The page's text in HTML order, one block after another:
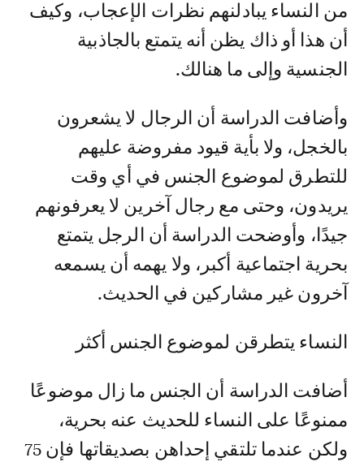
من النساء يبادلنهم نظرات الإعجاب، وكيف
أن هذا أو ذاك يظن أنه يتمتع بالجاذبية
الجنسية وإلى ما هنالك.
وأضافت الدراسة أن الرجال لا يشعرون
بالخجل، ولا بأية قيود مفروضة عليهم
للتطرق لموضوع الجنس في أي وقت
يريدون، وحتى مع رجال آخرين لا يعرفونهم
جيدًا، وأوضحت الدراسة أن الرجل يتمتع
بحرية اجتماعية أكبر، ولا يهمه أن يسمعه
آخرون غير مشاركين في الحديث.
النساء يتطرقن لموضوع الجنس أكثر
أضافت الدراسة أن الجنس ما زال موضوعًا
ممنوعًا على النساء للحديث عنه بحرية،
ولكن عندما تلتقي إحداهن بصديقاتها فإن 75